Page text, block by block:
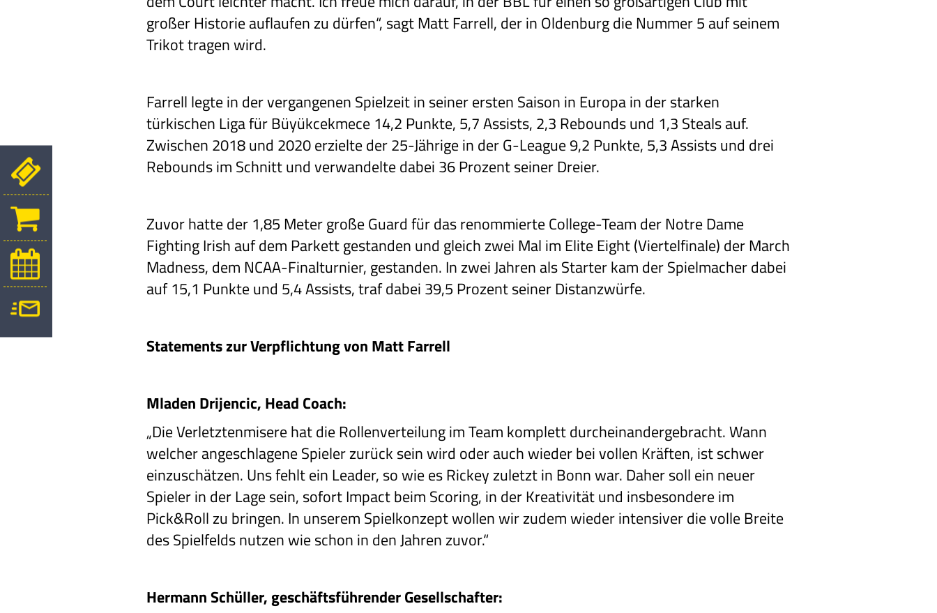
großer Historie auflaufen zu dürfen“, sagt Matt Farrell, der in Oldenburg die Nummer 5 auf seinem
Trikot tragen wird.
Farrell legte in der vergangenen Spielzeit in seiner ersten Saison in Europa in der starken
türkischen Liga für Büyükcekmece 14,2 Punkte, 5,7 Assists, 2,3 Rebounds und 1,3 Steals auf.
Zwischen 2018 und 2020 erzielte der 25-Jährige in der G-League 9,2 Punkte, 5,3 Assists und drei
Rebounds im Schnitt und verwandelte dabei 36 Prozent seiner Dreier.
Zuvor hatte der 1,85 Meter große Guard für das renommierte College-Team der Notre Dame
Fighting Irish auf dem Parkett gestanden und gleich zwei Mal im Elite Eight (Viertelfinale) der March
Madness, dem NCAA-Finalturnier, gestanden. In zwei Jahren als Starter kam der Spielmacher dabei
auf 15,1 Punkte und 5,4 Assists, traf dabei 39,5 Prozent seiner Distanzwürfe.
Statements zur Verpflichtung von Matt Farrell
Mladen Drijencic, Head Coach:
„Die Verletztenmisere hat die Rollenverteilung im Team komplett durcheinandergebracht. Wann
welcher angeschlagene Spieler zurück sein wird oder auch wieder bei vollen Kräften, ist schwer
einzuschätzen. Uns fehlt ein Leader, so wie es Rickey zuletzt in Bonn war. Daher soll ein neuer
Spieler in der Lage sein, sofort Impact beim Scoring, in der Kreativität und insbesondere im
Pick&Roll zu bringen. In unserem Spielkonzept wollen wir zudem wieder intensiver die volle Breite
des Spielfelds nutzen wie schon in den Jahren zuvor.“
Hermann Schüller, geschäftsführender Gesellschafter: